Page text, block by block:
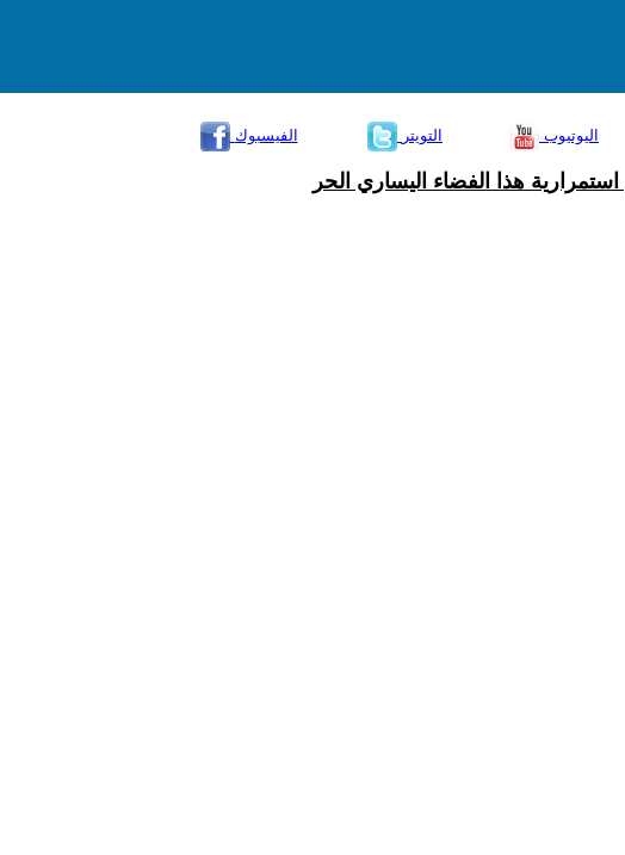
الفيسبوك
التويتر اليوتيوب
هذا الفضاء اليساري الحر